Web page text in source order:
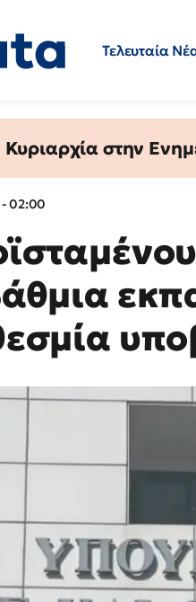
Τελευταία
Κυριαρχία στην
- 02:00